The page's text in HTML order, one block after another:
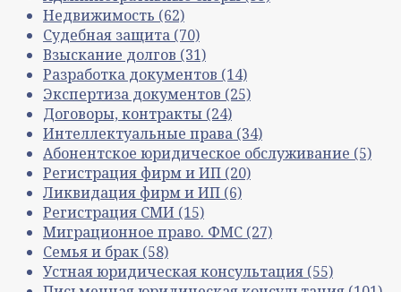
Недвижимость (62)
Судебная защита (70)
Взыскание долгов (31)
Разработка документов (14)
Экспертиза документов (25)
Договоры, контракты (24)
Интеллектуальные права (34)
Абонентское юридическое обслуживание (5)
Регистрация фирм и ИП (20)
Ликвидация фирм и ИП (6)
Регистрация СМИ (15)
Миграционное право. ФМС (27)
Семья и брак (58)
Устная юридическая консультация (55)